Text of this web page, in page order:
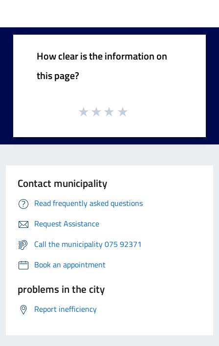
How clear is the information on
this page?
Contact municipality
Read frequently asked questions
Request Assistance
Call the municipality 075 92371
Book an appointment
problems in the city
Report inefficiency